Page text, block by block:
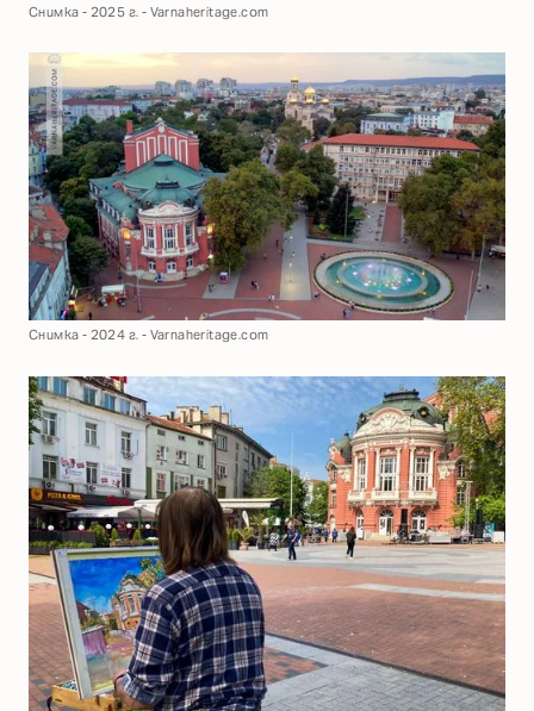
Снимка - 2025 г. - Varnaheritage.com
Снимка - 2024 г. - Varnaheritage.com